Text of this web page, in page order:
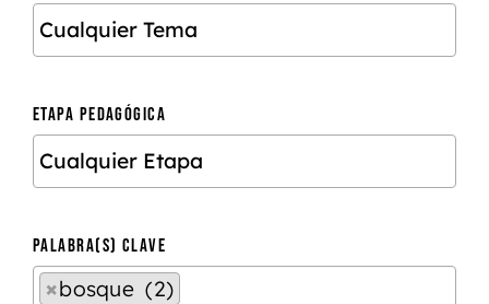
ETAPA PEDAGÓGICA
PALABRA(S) CLAVE
×bosque (2)